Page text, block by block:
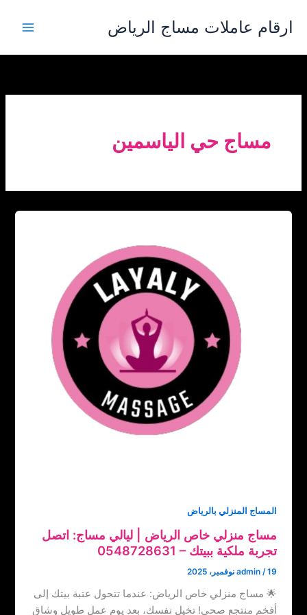
المحتوى
ارقام عاملات مساج الرياض
مساج حي الياسمين
المساج المنزلي بالرياض
مساج منزلي خاص الرياض | ليالي مساج: اتصل
‏‪0548728631 – تجربة ملكية ببيتك
admin /19 نوفمبر، 2025
🌟 مساج منزلي خاص الرياض: عندما تتحول عتبة بيتك إلى
أفخم منتجع صحي! تخيل نفسك، بعد يوم عمل طويل وشاق